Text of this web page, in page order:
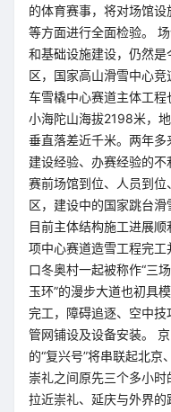
的体育赛事，将对场馆
等方面进行全面检验。
和基础设施建设，仍然
区，国家高山滑雪中心
车雪橇中心赛道主体工
小海陀山海拔2198米，
垂直落差近千米。两年
建设经验、办赛经验的
赛前场馆到位、人员到
区，建设中的国家跳台滑
目前主体结构施工进展
项中心赛道造雪工程完
口冬奥村一起被称作“三
玉环”的漫步大道也初具
完工，障碍追逐、空中
管网铺设及设备安装。
的“复兴号”将串联起北
崇礼之间原先三个多小
拉近崇礼、延庆与外界